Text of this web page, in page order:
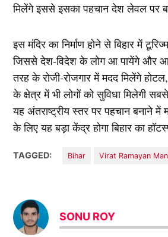
मिलेंगे इससे इसका पहचान देश लेवल पर
इस मंदिर का निर्माण होने से बिहार में
जिससे देश-विदेश के लोग आ पायेंगे और
तरह के रोजी-रोजगार में मदद मिलेंगे
के क्षेत्र में भी लोगों को सुविधा मिलेगी
यह अंतराष्ट्रीय स्तर पर पहचान बनाने में
के लिए यह बड़ा केंद्र होगा बिहार का
TAGGED: Bihar Virat Ramayan
SONU ROY